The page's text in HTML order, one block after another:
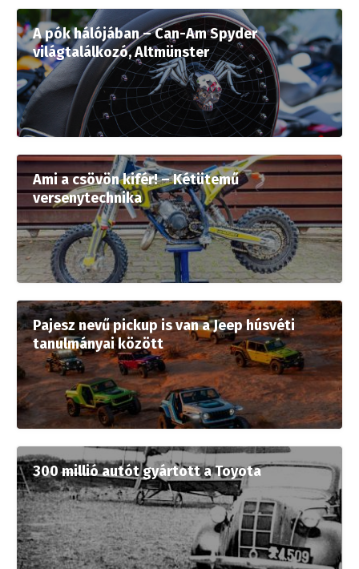
A pók hálójában – Can-Am Spyder
világtalálkozó, Altmünster
Ami a csövön kifér! – Kétütemű
versenytechnika
Pajesz nevű pickup is van a Jeep húsvéti
tanulmányai között
300 millió autót gyártott a Toyota